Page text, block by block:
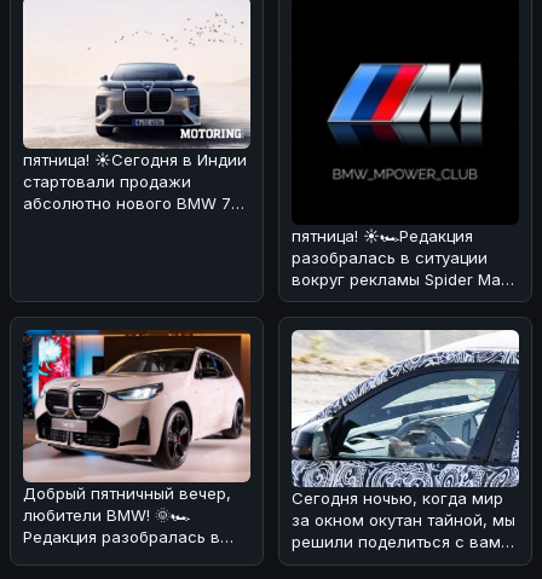
пятница! ☀️Сегодня в Индии
стартовали продажи
абсолютно нового BMW 7
пятница! ☀️🏎Редакция
разобралась в ситуации
вокруг рекламы Spider Man
через BMW iDrive.
Оказывается
Добрый пятничный вечер,
любители BMW! 🌞🏎
Редакция разобралась в
Сегодня ночью, когда мир
за окном окутан тайной, мы
решили поделиться с вами
интересной новостью из